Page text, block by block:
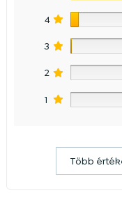
4
3
2
1
Több